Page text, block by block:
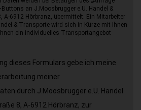
an J.Moosbrugger e.U. Handel &
A-6912 Hörbranz, übermittelt. Ein Mitarbeiter
& Transporte wird sich in Kürze mit Ihnen
ein individuelles Transportangebot
dieses Formulars gebe ich meine
meiner
durch J.Moosbrugger e.U. Handel
8, A-6912 Hörbranz, zur